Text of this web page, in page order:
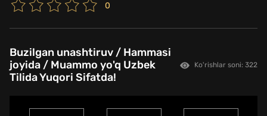
0
Buzilgan unashtiruv / Hammasi
joyida / Muammo yo'q Uzbek
Tilida Yuqori Sifatda!
Ko'rishlar soni: 322